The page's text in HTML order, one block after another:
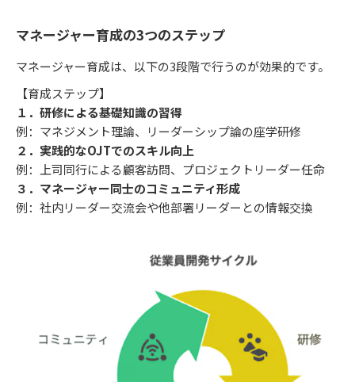
マネージャー育成の3つのステップ
マネージャー育成は、以下の3段階で行うのが効果的です。
【育成ステップ】
１．研修による基礎知識の習得
例：マネジメント理論、リーダーシップ論の座学研修
２．実践的なOJTでのスキル向上
例：上司同行による顧客訪問、プロジェクトリーダー任命
３．マネージャー同士のコミュニティ形成
例：社内リーダー交流会や他部署リーダーとの情報交換